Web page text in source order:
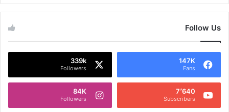
Follow Us
147K
Fans
339k
Followers
7٬640
Subscribers
84K
Followers